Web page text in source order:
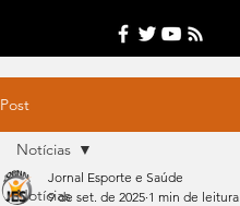
Post
Notícias
Notícias
Jornal Esporte e Saúde
9 de set. de 2025 1 min de leitura